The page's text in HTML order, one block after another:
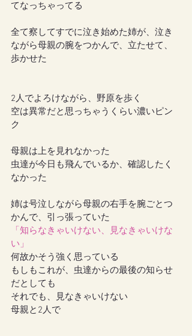
てなっちゃってる
全て察してすでに泣き始めた姉が、泣き
ながら母親の腕をつかんで、立たせて、
歩かせた
2人でよろけながら、野原を歩く
空は異常だと思っちゃうくらい濃いピン
ク
母親は上を見れなかった
虫達が今日も飛んでいるか、確認したく
なかった
姉は号泣しながら母親の右手を腕ごとつ
かんで、引っ張っていた
「知らなきゃいけない、見なきゃいけな
い」
何故かそう強く思っている
もしもこれが、虫達からの最後の知らせ
だとしても
それでも、見なきゃいけない
母親と2人で